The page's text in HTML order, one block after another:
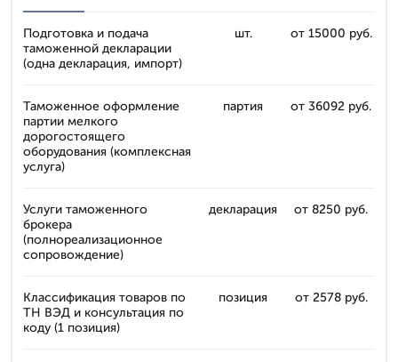
Подготовка и подача
таможенной декларации
(одна декларация, импорт)
шт. от 15000 руб.
Таможенное оформление
партии мелкого
дорогостоящего
оборудования (комплексная
услуга)
партия от 36092 руб.
Услуги таможенного
брокера
(полнореализационное
сопровождение)
декларация от 8250 руб.
Классификация товаров по
ТН ВЭД и консультация по
коду (1 позиция)
позиция от 2578 руб.